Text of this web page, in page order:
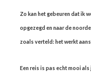
Zo kan het gebeuren dat ik
opgezegd en naar de
zoals verteld: het werkt
Een reis is pas echt mooi als